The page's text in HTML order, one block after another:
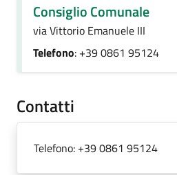
Consiglio Comunale
via Vittorio Emanuele III
Telefono: +39 0861 95124
Contatti
Telefono: +39 0861 95124